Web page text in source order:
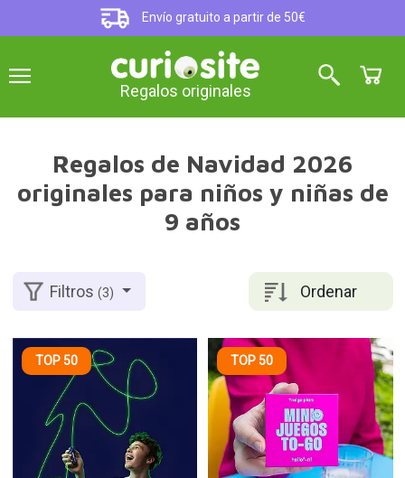
Envío gratuito a partir de 50€
Regalos originales
Regalos de Navidad 2026
originales para niños y niñas de
9 años
Ordenar
Filtros(3)
TOP 50 TOP 50